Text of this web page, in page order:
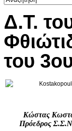
Δ.Τ.
του
Κώστας
Πρόεδρος